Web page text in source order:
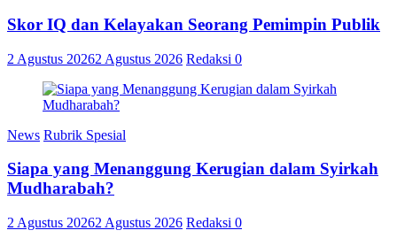
Skor IQ dan Kelayakan Seorang Pemimpin Publik
2 Agustus 20262 Agustus 2026 Redaksi 0
News Rubrik Spesial
Siapa yang Menanggung Kerugian dalam Syirkah
Mudharabah?
2 Agustus 20262 Agustus 2026 Redaksi 0